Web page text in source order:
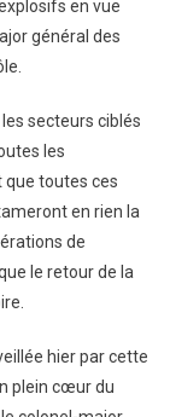
en vue
général des
secteurs ciblés
les
que toutes ces
en rien la
de
le retour de la
hier par cette
plein cœur du